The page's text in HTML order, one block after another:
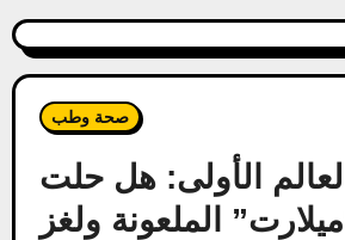
صحة وطب
الأولى: هل حلت
الملعونة ولغز